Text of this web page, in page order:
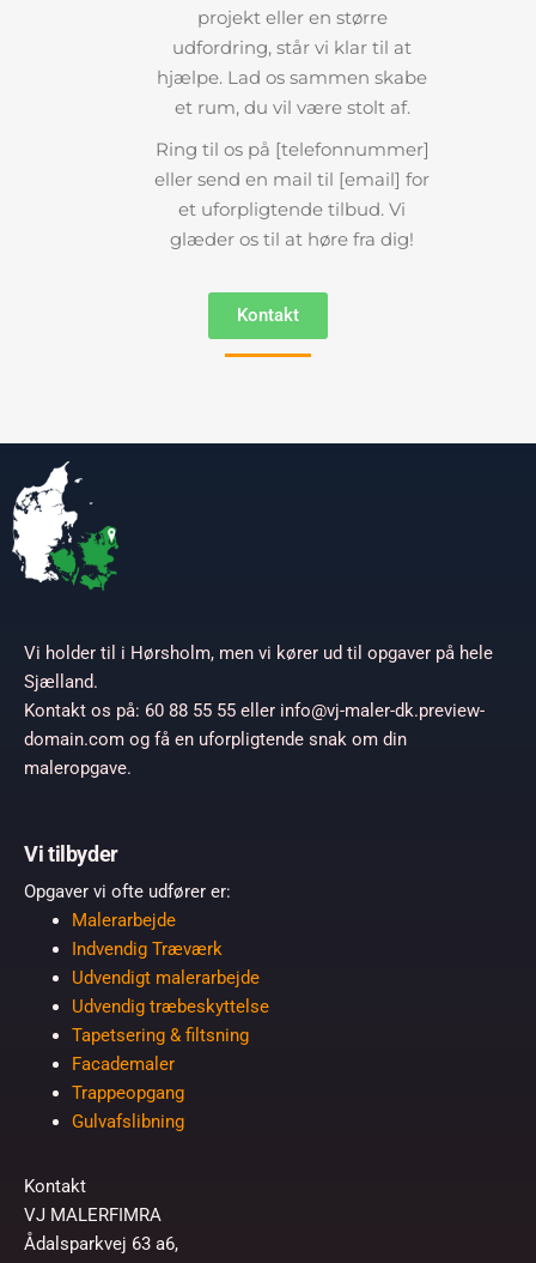
projekt eller en større
udfordring, står vi klar til at
hjælpe. Lad os sammen skabe
et rum, du vil være stolt af.
Ring til os på [telefonnummer]
eller send en mail til [email] for
et uforpligtende tilbud. Vi
glæder os til at høre fra dig!
Kontakt
Vi holder til i Hørsholm, men vi kører ud til opgaver på hele
Sjælland.
Kontakt os på: 60 88 55 55 eller info@vj-maler-dk.preview-
domain.com og få en uforpligtende snak om din
maleropgave.
Vi tilbyder
Opgaver vi ofte udfører er:
Malerarbejde
Indvendig Træværk
Udvendigt malerarbejde
Udvendig træbeskyttelse
Tapetsering & filtsning
Facademaler
Trappeopgang
Gulvafslibning
Kontakt
VJ MALERFIMRA
Ådalsparkvej 63 a6,